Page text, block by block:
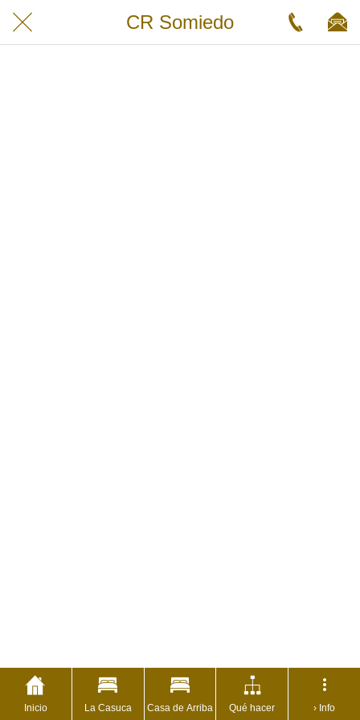
CR Somiedo
Inicio La Casuca Casa de Arriba Qué hacer › Info